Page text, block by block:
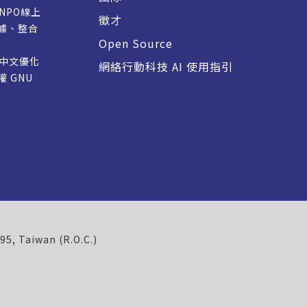
線上
、整合
文優化
GNU
徵才
Open Source
網絡行動科技 AI 使用指引
Taiwan (R.O.C.)